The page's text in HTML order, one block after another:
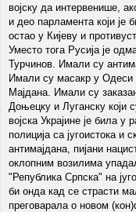
војску да интервенише,
и део парламента који је
остао у Кијеву и
Уместо тога Русија је
Турчинов. Имали су
Имали су масакр у Одеси
Мајдана. Имали су
Доњецку и Луганску који
војска Украјине је била
полиција са југоистока и
антимајдана, пијани
оклопним возилима
"Република Српска" на
би онда кад се страсти
преговарала о новом